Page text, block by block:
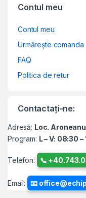
Contul meu
Contul meu
Urmărește comanda
FAQ
Politica de retur
Contactați-ne:
Adresă: Loc.
Program: L – V: 08:30 –
Telefon: 📞
Email: 📧